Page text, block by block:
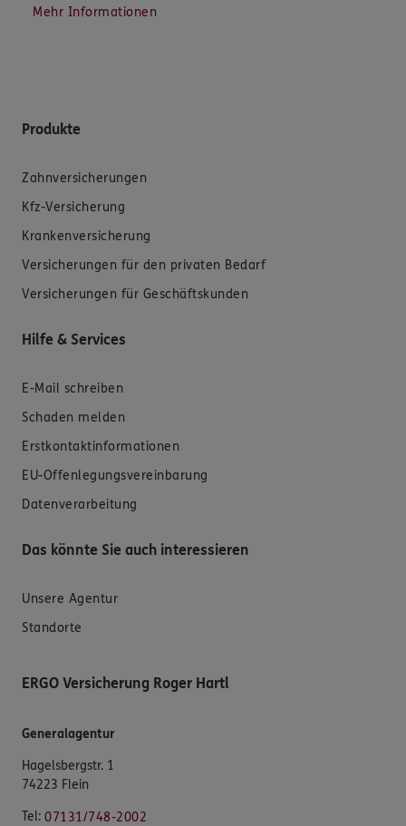
Mehr Informationen
Produkte
Zahnversicherungen
Kfz-Versicherung
Krankenversicherung
Versicherungen für den privaten Bedarf
Versicherungen für Geschäftskunden
Hilfe & Services
E-Mail schreiben
Schaden melden
Erstkontaktinformationen
EU-Offenlegungsvereinbarung
Datenverarbeitung
Das könnte Sie auch interessieren
Unsere Agentur
Standorte
ERGO Versicherung Roger Hartl
Generalagentur
Hagelsbergstr. 1
74223 Flein
Tel: 07131/748-2002